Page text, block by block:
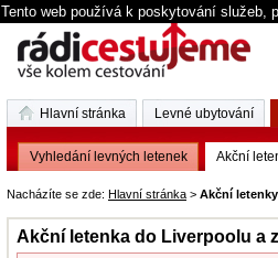
Tento web používá k poskytování služeb,
Nacházíte se zde: Hlavní stránka > Akční letenky
Akční letenka do Liverpoolu a
Hlavní stránka Levné ubytování
Vyhledání levných letenek Akční